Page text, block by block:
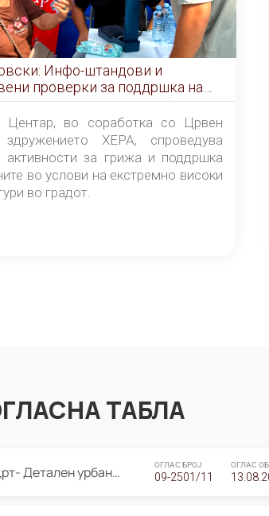
Инфо-штандови и
проверки за поддршка на
во услови на топлотен бран
Центар, во соработка со Црвен
ХЕРА, спроведува
активности за грижа и поддршка
во услови на екстремно високи
во градот.
ТАБЛА
ЈАВНА ПРЕЗЕНТАЦИЈА И ЈАВНА АНКЕТА по Нацрт- Детален урбанистички план Градска четврт Ј 05- Барутана, Општина Центар- Скопје, плански период 2025-2030 ОГЛАС БРОЈ
09-2501/11
ОГЛАС